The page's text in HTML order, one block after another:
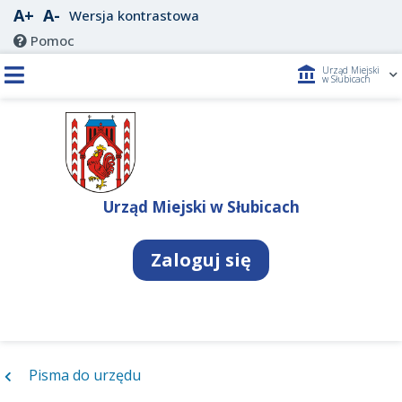
A+ A- Wersja kontrastowa
Pomoc
account_balance Urząd Miejski
w Słubicach
Urząd Miejski w Słubicach
Zaloguj się
Pisma do urzędu